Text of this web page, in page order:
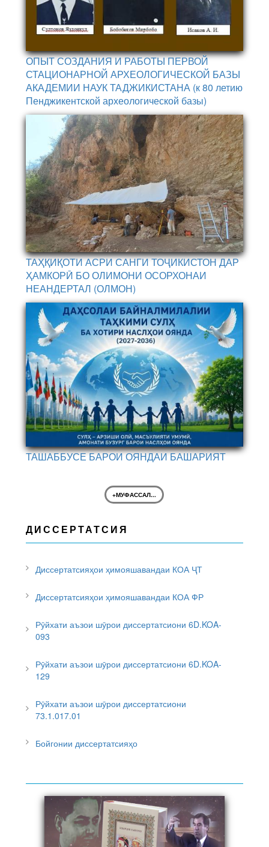
ОПЫТ СОЗДАНИЯ И РАБОТЫ ПЕРВОЙ
СТАЦИОНАРНОЙ АРХЕОЛОГИЧЕСКОЙ БАЗЫ
АКАДЕМИИ НАУК ТАДЖИКИСТАНА (к 80 летию
Пенджикентской археологической базы)
ТАҲҚИҚОТИ АСРИ САНГИ ТОҶИКИСТОН ДАР
ҲАМКОРӢ БО ОЛИМОНИ ОСОРХОНАИ
НЕАНДЕРТАЛ (ОЛМОН)
ТАШАББУСЕ БАРОИ ОЯНДАИ БАШАРИЯТ
+МУФАССАЛ...
ДИССЕРТАТСИЯ
Диссертатсияҳои ҳимояшавандаи КОА ҶТ
Диссертатсияҳои ҳимояшавандаи КОА ФР
Рӯйхати аъзои шӯрои диссертатсиони 6D.KOA-
093
Рӯйхати аъзои шӯрои диссертатсиони 6D.KOA-
129
Рӯйхати аъзои шӯрои диссертатсиони
73.1.017.01
Бойгонии диссертатсияҳо